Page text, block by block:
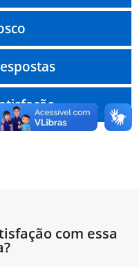
com essa